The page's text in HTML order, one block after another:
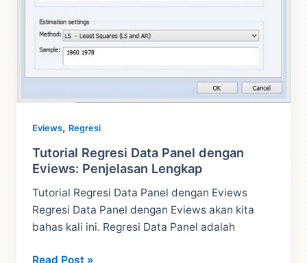
Eviews, Regresi
Tutorial Regresi Data Panel dengan
Eviews: Penjelasan Lengkap
Tutorial Regresi Data Panel dengan Eviews
Regresi Data Panel dengan Eviews akan kita
bahas kali ini. Regresi Data Panel adalah
Tutorial
Read Post »